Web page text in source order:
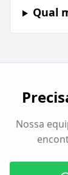
Qual
Nossa